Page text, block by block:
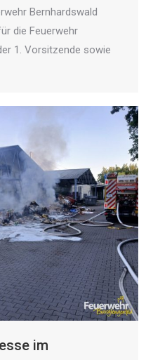
Bernhardswald
die Feuerwehr
1. Vorsitzende sowie
im